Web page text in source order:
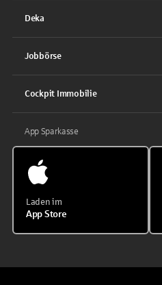
Deka
Jobbörse
Cockpit Immobilie
App Sparkasse
Laden im
App Store